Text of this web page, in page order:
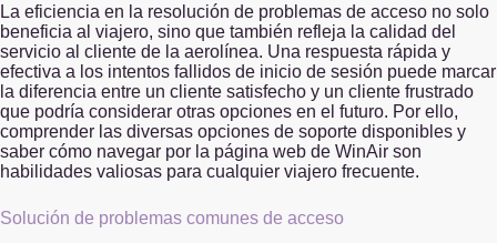
La eficiencia en la resolución de problemas de acceso no solo
beneficia al viajero, sino que también refleja la calidad del
servicio al cliente de la aerolínea. Una respuesta rápida y
efectiva a los intentos fallidos de inicio de sesión puede marcar
la diferencia entre un cliente satisfecho y un cliente frustrado
que podría considerar otras opciones en el futuro. Por ello,
comprender las diversas opciones de soporte disponibles y
saber cómo navegar por la página web de WinAir son
habilidades valiosas para cualquier viajero frecuente.
Solución de problemas comunes de acceso